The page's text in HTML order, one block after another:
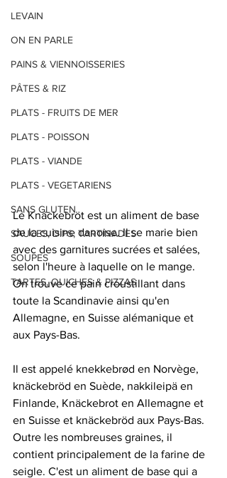
LEVAIN
ON EN PARLE
PAINS & VIENNOISSERIES
PÂTES & RIZ
PLATS - FRUITS DE MER
PLATS - POISSON
PLATS - VIANDE
PLATS - VEGETARIENS
SANS GLUTEN
SAUCES, DIPS, TARTINADES
SOUPES
TARTES, QUICHES & PIZZAS
Le Knäckebröt est un aliment de base
de la cuisine danoise. Il se marie bien
avec des garnitures sucrées et salées,
selon l'heure à laquelle on le mange.
On trouve ce pain croustillant dans
toute la Scandinavie ainsi qu'en
Allemagne, en Suisse alémanique et
aux Pays-Bas.
Il est appelé knekkebrød en Norvège,
knäckebröd en Suède, nakkileipä en
Finlande, Knäckebrot en Allemagne et
en Suisse et knäckebröd aux Pays-Bas.
Outre les nombreuses graines, il
contient principalement de la farine de
seigle. C'est un aliment de base qui a